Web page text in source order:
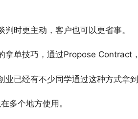
时更主动，客户也可以更省事。
拿单技巧，通过Propose Contract
已经有不少同学通过这种方式拿到
多个地方使用。